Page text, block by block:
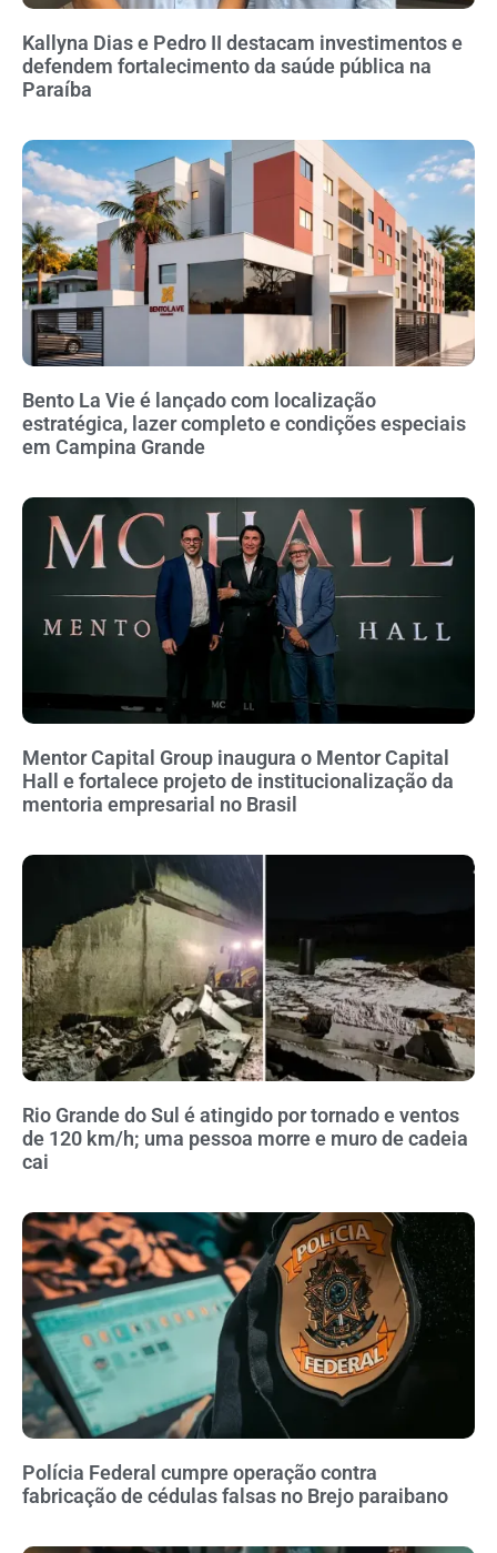
Kallyna Dias e Pedro II destacam investimentos e
defendem fortalecimento da saúde pública na
Paraíba
Bento La Vie é lançado com localização
estratégica, lazer completo e condições especiais
em Campina Grande
Mentor Capital Group inaugura o Mentor Capital
Hall e fortalece projeto de institucionalização da
mentoria empresarial no Brasil
Rio Grande do Sul é atingido por tornado e ventos
de 120 km/h; uma pessoa morre e muro de cadeia
cai
Polícia Federal cumpre operação contra
fabricação de cédulas falsas no Brejo paraibano